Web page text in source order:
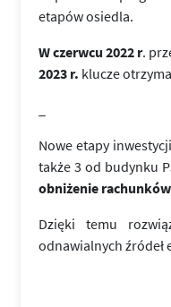
etapów osiedla.
W czerwcu 2022 r.
2023 r. klucze
Nowe etapy
także 3 od budynku
obniżenie
Dzięki temu
odnawialnych źródeł